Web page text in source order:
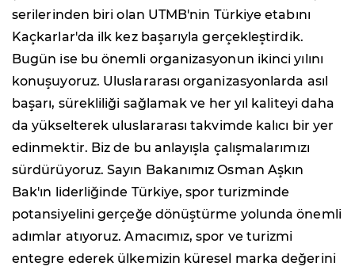
serilerinden biri olan UTMB'nin Türkiye etabını
Kaçkarlar'da ilk kez başarıyla gerçekleştirdik.
Bugün ise bu önemli organizasyonun ikinci yılını
konuşuyoruz. Uluslararası organizasyonlarda asıl
başarı, sürekliliği sağlamak ve her yıl kaliteyi daha
da yükselterek uluslararası takvimde kalıcı bir yer
edinmektir. Biz de bu anlayışla çalışmalarımızı
sürdürüyoruz. Sayın Bakanımız Osman Aşkın
Bak'ın liderliğinde Türkiye, spor turizminde
potansiyelini gerçeğe dönüştürme yolunda önemli
adımlar atıyoruz. Amacımız, spor ve turizmi
entegre ederek ülkemizin küresel marka değerini